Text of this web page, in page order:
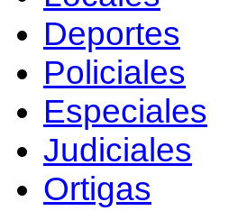
Deportes
Policiales
Especiales
Judiciales
Ortigas